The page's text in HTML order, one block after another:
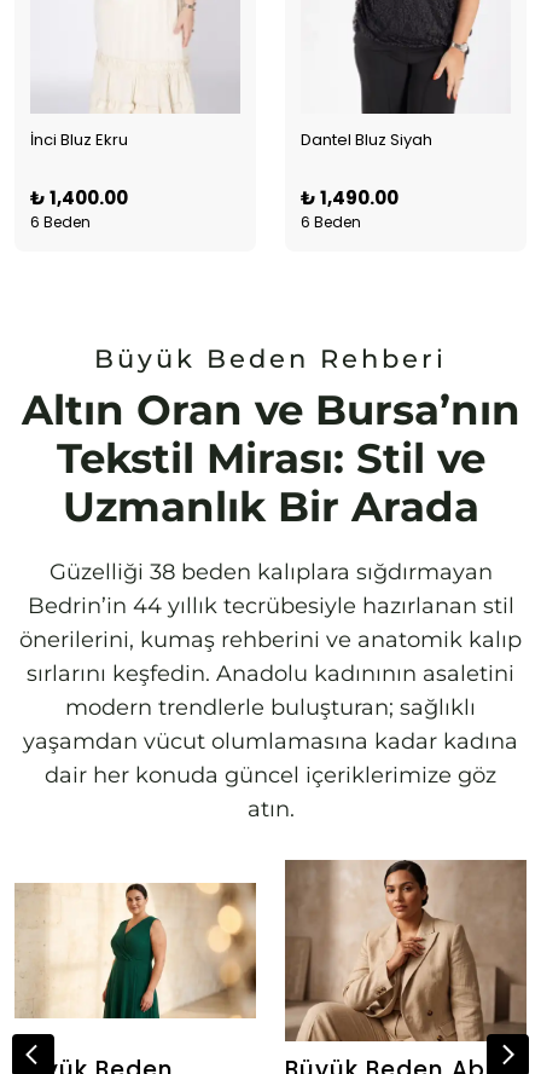
İnci Bluz Ekru
₺ 1,400.00
6 Beden
Dantel Bluz Siyah
₺ 1,490.00
6 Beden
Büyük Beden Rehberi
Altın Oran ve Bursa’nın
Tekstil Mirası: Stil ve
Uzmanlık Bir Arada
Güzelliği 38 beden kalıplara sığdırmayan
Bedrin’in 44 yıllık tecrübesiyle hazırlanan stil
önerilerini, kumaş rehberini ve anatomik kalıp
sırlarını keşfedin. Anadolu kadınının asaletini
modern trendlerle buluşturan; sağlıklı
yaşamdan vücut olumlamasına kadar kadına
dair her konuda güncel içeriklerimize göz
atın.